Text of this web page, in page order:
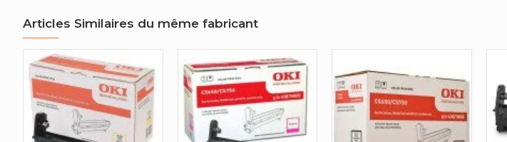
Articles Similaires du même fabricant